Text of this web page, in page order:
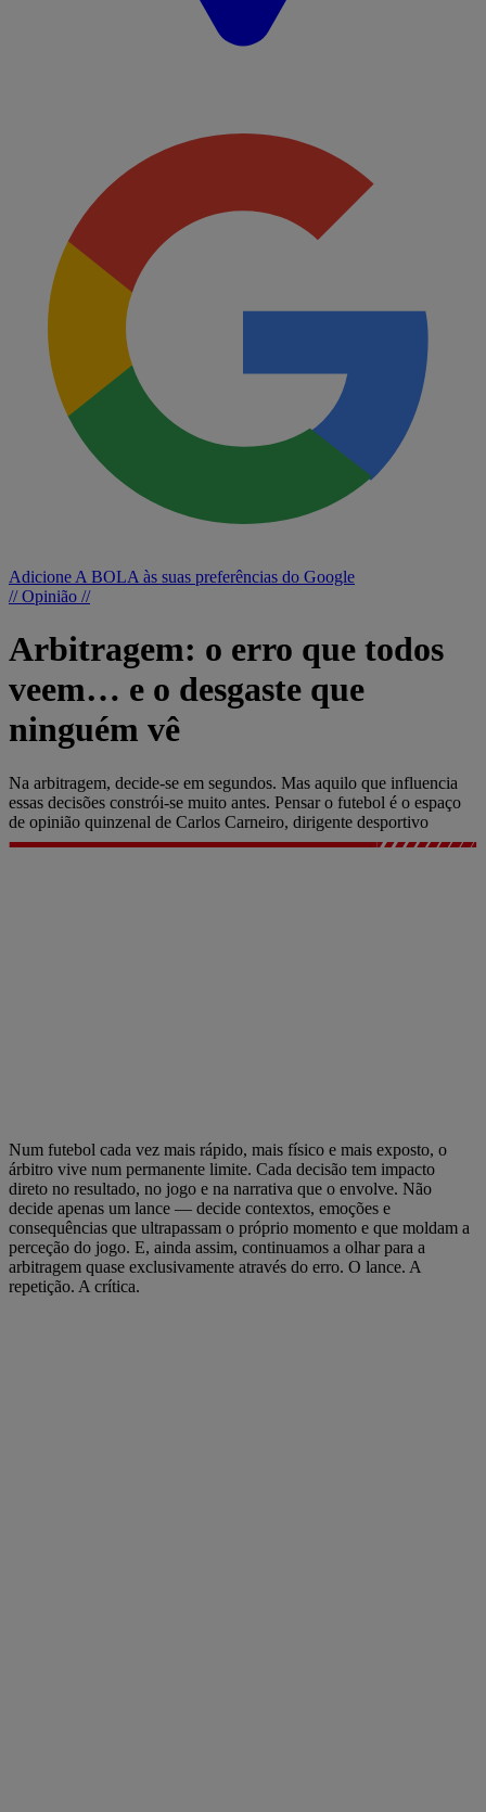
Adicione A BOLA às suas preferências do Google
// Opinião //
Arbitragem: o erro que todos
veem… e o desgaste que
ninguém vê
Na arbitragem, decide-se em segundos. Mas aquilo que influencia
essas decisões constrói-se muito antes. Pensar o futebol é o espaço
de opinião quinzenal de Carlos Carneiro, dirigente desportivo
Num futebol cada vez mais rápido, mais físico e mais exposto, o
árbitro vive num permanente limite. Cada decisão tem impacto
direto no resultado, no jogo e na narrativa que o envolve. Não
decide apenas um lance — decide contextos, emoções e
consequências que ultrapassam o próprio momento e que moldam a
perceção do jogo. E, ainda assim, continuamos a olhar para a
arbitragem quase exclusivamente através do erro. O lance. A
repetição. A crítica.